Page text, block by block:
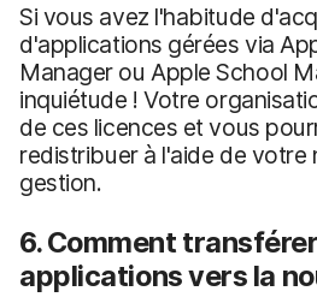
Si vous avez l'habitude
d'applications gérées via
Manager ou Apple School
inquiétude ! Votre
de ces licences et vous
redistribuer à l'aide de votre
gestion.
6. Comment
applications vers la